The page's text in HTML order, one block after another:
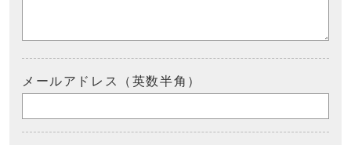
メールアドレス（英数半角）